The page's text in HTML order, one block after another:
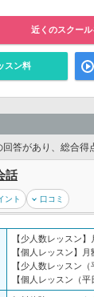
近くのスクー
スン料
答があり、総合得
話
ント 口コミ
【少人数レッスン
【個人レッスン】月
【少人数レッスン
【個人レッスン（